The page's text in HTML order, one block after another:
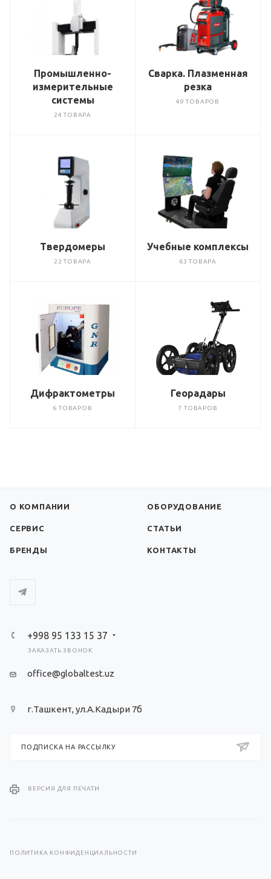
Промышленно-
измерительные
системы
24 ТОВАРА
Сварка. Плазменная
резка
49 ТОВАРОВ
Твердомеры
22 ТОВАРА
Учебные комплексы
63 ТОВАРА
Дифрактометры
6 ТОВАРОВ
Георадары
7 ТОВАРОВ
О КОМПАНИИ ОБОРУДОВАНИЕ
СЕРВИС СТАТЬИ
БРЕНДЫ КОНТАКТЫ
+998 95 133 15 37
ЗАКАЗАТЬ ЗВОНОК
office@globaltest.uz
г.Ташкент, ул.А.Кадыри 7б
ПОДПИСКА НА РАССЫЛКУ
ВЕРСИЯ ДЛЯ ПЕЧАТИ
ПОЛИТИКА КОНФИДЕНЦИАЛЬНОСТИ